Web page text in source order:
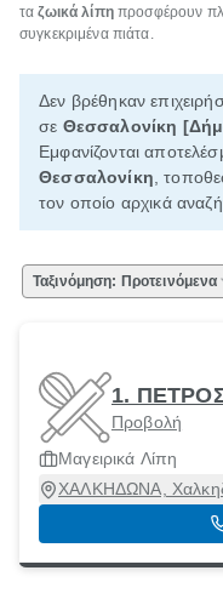
ταζωικά λίπηπροσφέρουν
συγκεκριμένα πιάτα.
Δεν βρέθηκαν
σε Θεσσαλονίκη
Εμφανίζονται
Θεσσαλονίκη ,
τον οποίο αρχικά
Ταξινόμηση: Προτεινόμενα
1.
Προβολή
Μαγειρικά Λίπη
ΧΑΛΚΗΔΩΝΑ,